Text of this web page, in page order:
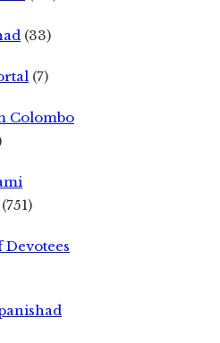
(33)
(7)
Colombo
(751)